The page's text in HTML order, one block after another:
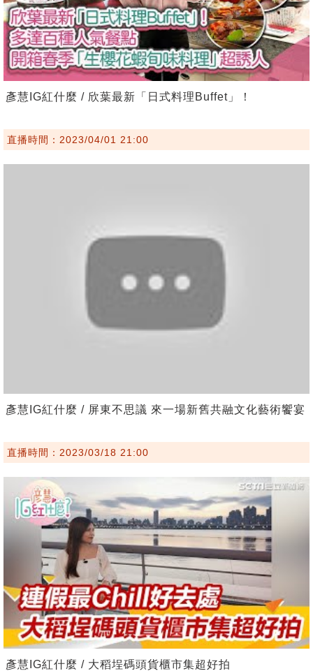
彥慧IG紅什麼 / 欣葉最新「日式料理Buffet」！
直播時間：2023/04/01 21:00
彥慧IG紅什麼 / 屏東不思議 來一場新舊共融文化藝術饗宴
直播時間：2023/03/18 21:00
彥慧IG紅什麼 / 大稻埕碼頭貨櫃市集超好拍